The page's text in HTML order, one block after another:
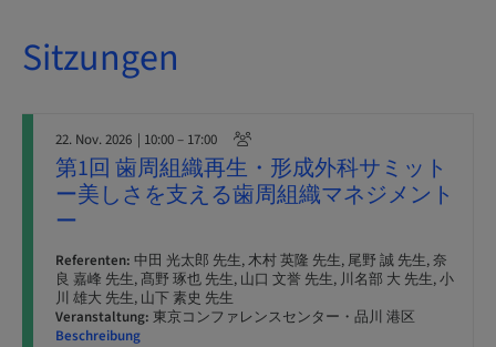
Sitzungen
22. Nov. 2026 | 10:00 – 17:00
第1回 歯周組織再生・形成外科サミット
ー美しさを支える歯周組織マネジメント
ー
Referenten: 中田 光太郎 先生, 木村 英隆 先生, 尾野 誠 先生, 奈
良 嘉峰 先生, 髙野 琢也 先生, 山口 文誉 先生, 川名部 大 先生, 小
川 雄大 先生, 山下 素史 先生
Veranstaltung: 東京コンファレンスセンター・品川 港区
Beschreibung